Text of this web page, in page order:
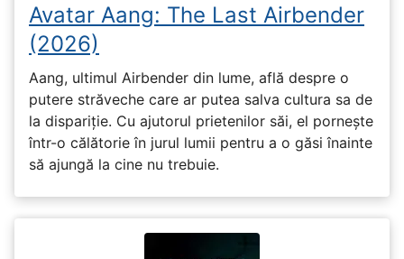
Avatar Aang: The Last Airbender
(2026)
Aang, ultimul Airbender din lume, află despre o
putere străveche care ar putea salva cultura sa de
la dispariție. Cu ajutorul prietenilor săi, el pornește
într-o călătorie în jurul lumii pentru a o găsi înainte
să ajungă la cine nu trebuie.